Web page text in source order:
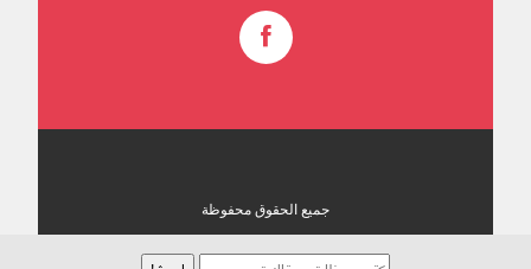
جميع الحقوق محفوظة